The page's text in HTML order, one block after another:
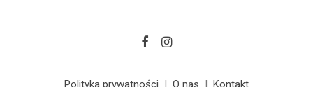
Polityka prywatności | O nas | Kontakt